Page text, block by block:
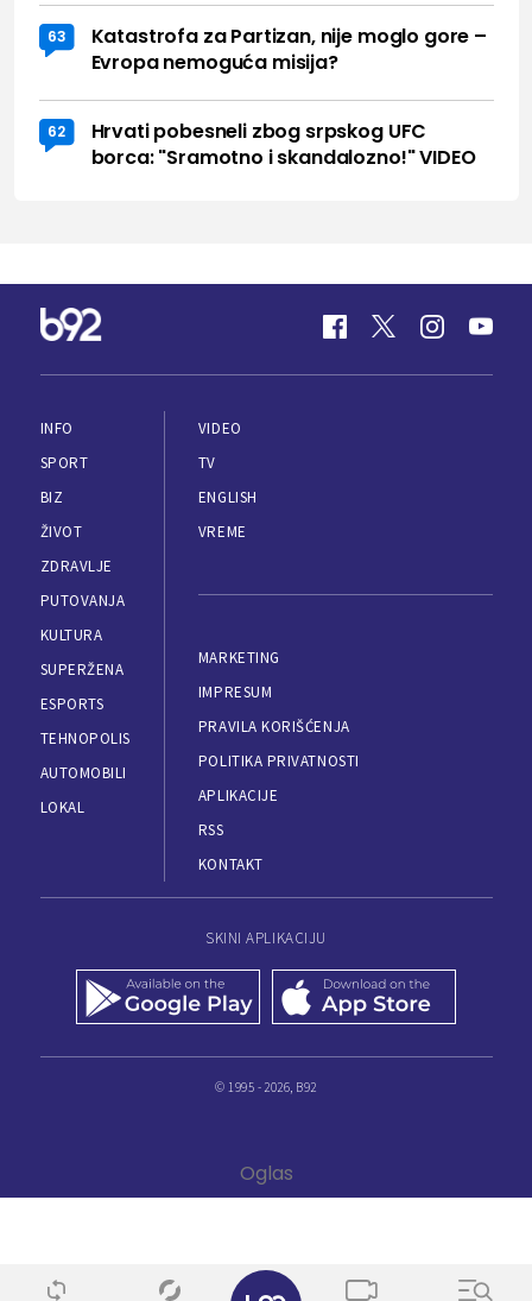
63
Katastrofa za Partizan, nije moglo gore –
Evropa nemoguća misija?
62
Hrvati pobesneli zbog srpskog UFC
borca: "Sramotno i skandalozno!" VIDEO
INFO
SPORT
BIZ
ŽIVOT
ZDRAVLJE
PUTOVANJA
KULTURA
SUPERŽENA
ESPORTS
TEHNOPOLIS
AUTOMOBILI
LOKAL
VIDEO
TV
ENGLISH
VREME
MARKETING
IMPRESUM
PRAVILA KORIŠĆENJA
POLITIKA PRIVATNOSTI
APLIKACIJE
RSS
KONTAKT
SKINI APLIKACIJU
© 1995 - 2026, B92